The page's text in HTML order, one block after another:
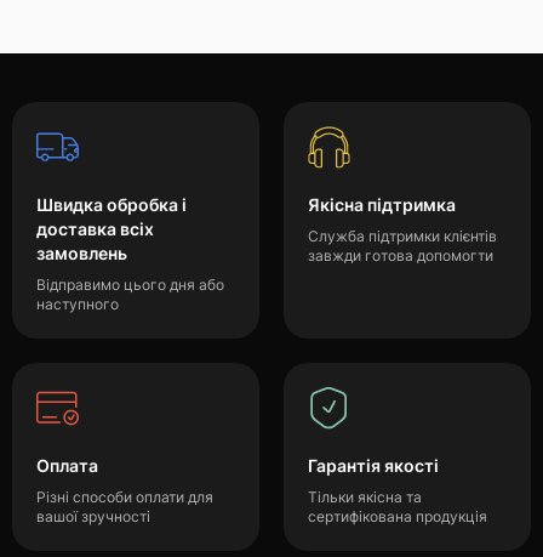
Швидка обробка і
доставка всіх
замовлень
Відправимо цього дня або
наступного
Якісна підтримка
Служба підтримки клієнтів
завжди готова допомогти
Оплата
Різні способи оплати для
вашої зручності
Гарантія якості
Тільки якісна та
сертифікована продукція